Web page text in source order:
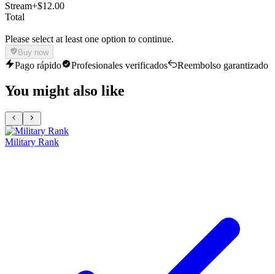
Stream+$12.00
Total
Please select at least one option to continue.
Buy now
Pago rápido Profesionales verificados Reembolso garantizado
You might also like
Military Rank